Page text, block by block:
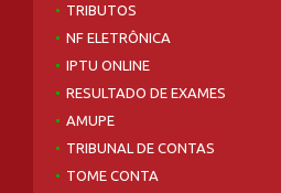
TRIBUTOS
NF ELETRÔNICA
IPTU ONLINE
RESULTADO DE EXAMES
AMUPE
TRIBUNAL DE CONTAS
TOME CONTA